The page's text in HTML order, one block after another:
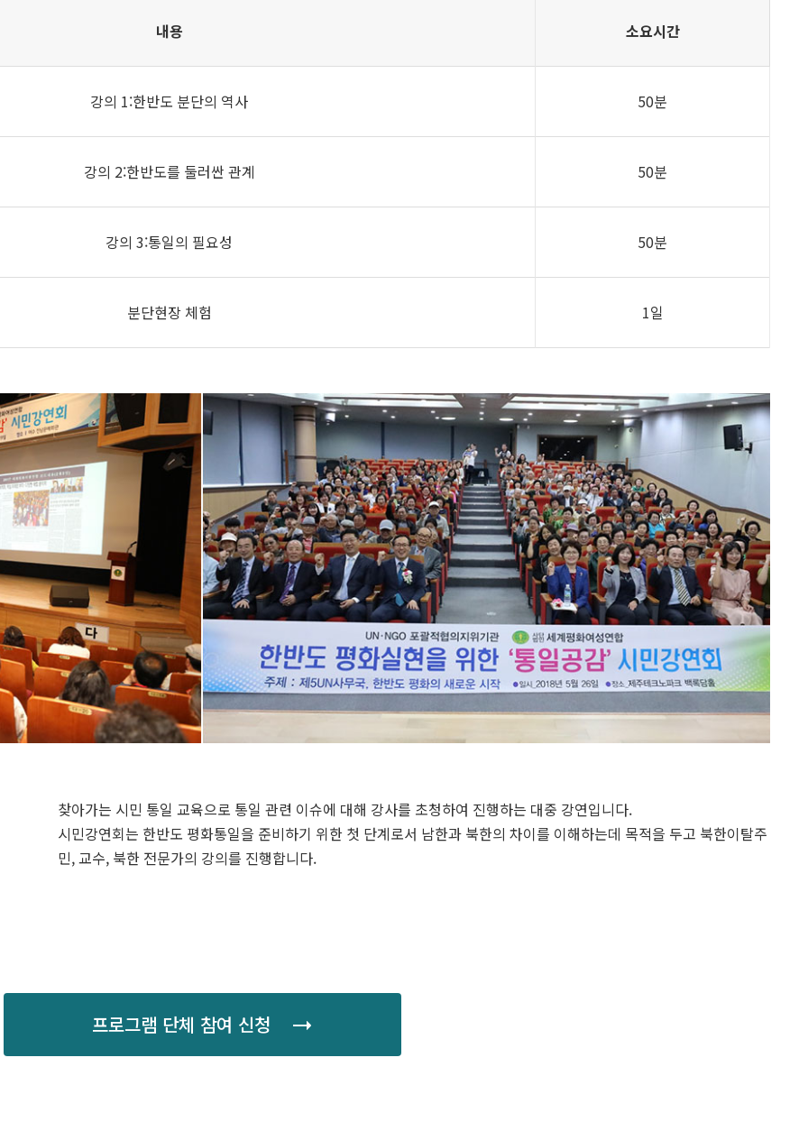
내용 소요시간
강의 1:한반도 분단의 역사 50분
강의 2:한반도를 둘러싼 관계 50분
강의 3:통일의 필요성 50분
분단현장 체험 1일
찾아가는 시민 통일 교육으로 통일 관련 이슈에 대해 강사를 초청하여 진행하는 대중 강연입니다.
시민강연회는 한반도 평화통일을 준비하기 위한 첫 단계로서 남한과 북한의 차이를 이해하는데 목적을 두고 북한이탈주
민, 교수, 북한 전문가의 강의를 진행합니다.
프로그램 단체 참여 신청